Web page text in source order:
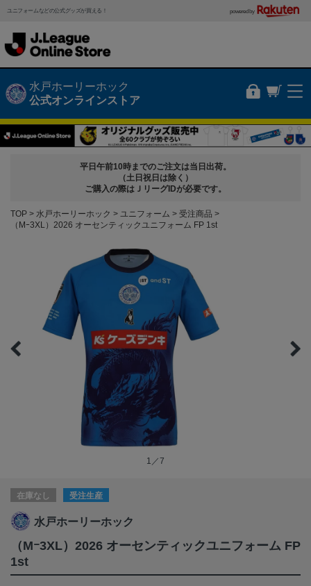
ユニフォームなどの公式グッズが買える！ powered by
水戸ホーリーホック
公式オンラインストア
平日午前10時までのご注文は当日出荷。
（土日祝日は除く）
ご購入の際はＪリーグIDが必要です。
TOP 水戸ホーリーホック ユニフォーム
受注商品
（Mｰ3XL）2026 オーセンティックユニフォーム FP 1st
1／7
在庫なし 受注生産
水戸ホーリーホック
（Mｰ3XL）2026 オーセンティックユニフォーム FP
1st